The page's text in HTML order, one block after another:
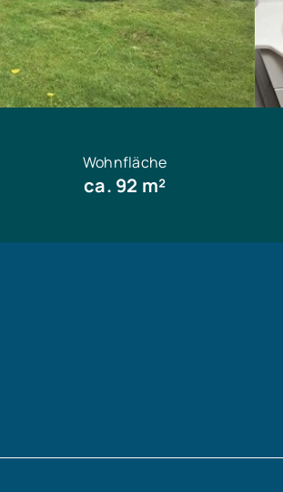
Wohnfläche
ca. 92 m²